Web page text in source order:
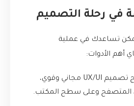
في رحلة التصميم
تساعدك في عملية
أهم الأدوات:
برنامج تصميم UX/UI مجاني وقوي،
المتصفح وعلى سطح المكتب.